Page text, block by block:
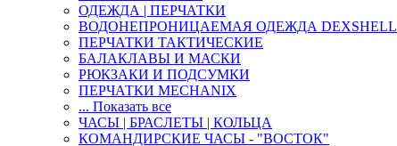
ОДЕЖДА | ПЕРЧАТКИ
ВОДОНЕПРОНИЦАЕМАЯ ОДЕЖДА DEXSHELL
ПЕРЧАТКИ ТАКТИЧЕСКИЕ
БАЛАКЛАВЫ И МАСКИ
РЮКЗАКИ И ПОДСУМКИ
ПЕРЧАТКИ MECHANIX
... Показать все
ЧАСЫ | БРАСЛЕТЫ | КОЛЬЦА
КОМАНДИРСКИЕ ЧАСЫ - "ВОСТОК"